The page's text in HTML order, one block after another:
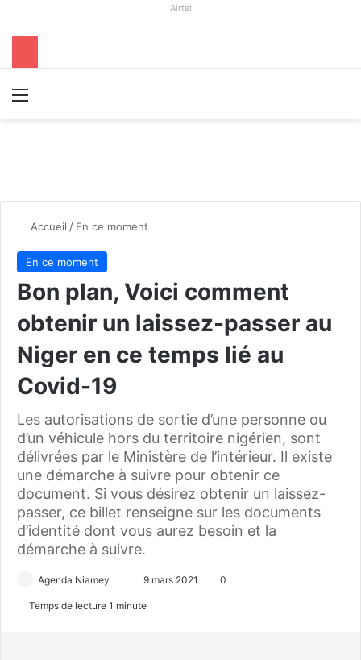
Airtel
Accueil / En ce moment
En ce moment
Bon plan, Voici comment
obtenir un laissez-passer au
Niger en ce temps lié au
Covid-19
Les autorisations de sortie d’une personne ou
d’un véhicule hors du territoire nigérien, sont
délivrées par le Ministère de l’intérieur. Il existe
une démarche à suivre pour obtenir ce
document. Si vous désirez obtenir un laissez-
passer, ce billet renseigne sur les documents
d’identité dont vous aurez besoin et la
démarche à suivre.
Agenda Niamey
n
9 mars 2021 0
Temps de lecture 1 minute